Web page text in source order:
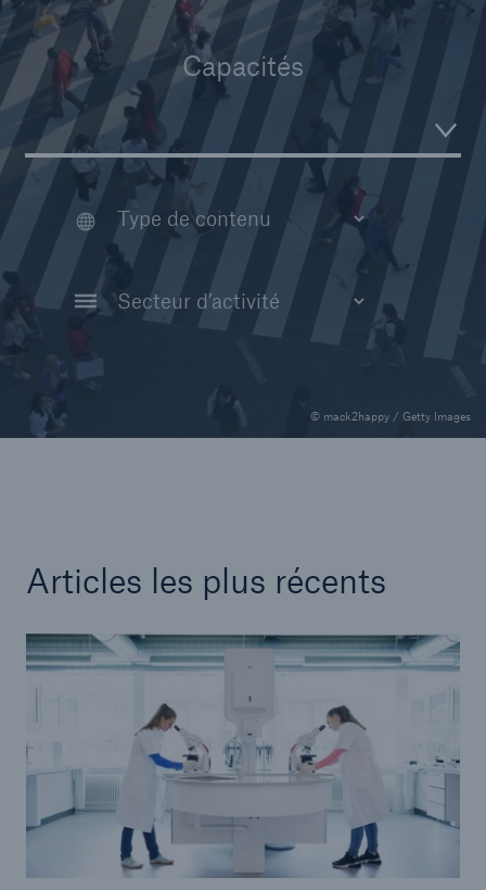
Capacités
© mack2happy / Getty Images
Articles les plus récents
Entreprise
Carrières